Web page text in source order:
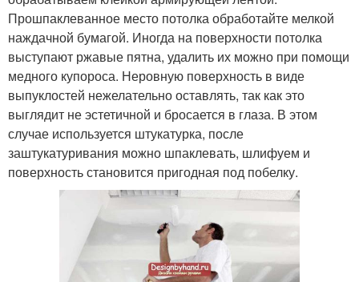
Прошпаклеванное место потолка обработайте мелкой
наждачной бумагой. Иногда на поверхности потолка
выступают ржавые пятна, удалить их можно при помощи
медного купороса. Неровную поверхность в виде
выпуклостей нежелательно оставлять, так как это
выглядит не эстетичной и бросается в глаза. В этом
случае используется штукатурка, после
заштукатуривания можно шпаклевать, шлифуем и
поверхность становится пригодная под побелку.